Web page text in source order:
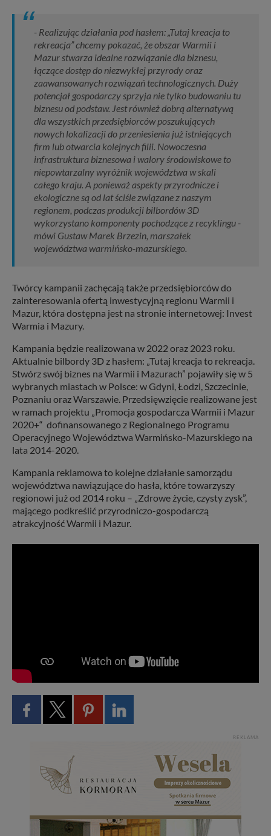
- Realizując działania pod hasłem: „Tutaj kreacja to
rekreacja” chcemy pokazać, że obszar Warmii i
Mazur stwarza idealne rozwiązanie dla biznesu,
łączące dostęp do niezwykłej przyrody oraz
zaawansowanych rozwiązań technologicznych. Duży
potencjał gospodarczy sprzyja nie tylko budowaniu tu
biznesu od podstaw. Jest również dobrą alternatywą
dla wszystkich przedsiębiorców poszukujących
nowych lokalizacji do przeniesienia już istniejących
firm lub otwarcia kolejnych filii. Nowoczesna
infrastruktura biznesowa i walory środowiskowe to
niepowtarzalny wyróżnik województwa w skali
całego kraju. A ponieważ aspekty przyrodnicze i
ekologiczne są od lat ściśle związane z naszym
regionem, podczas produkcji bilbordów 3D
wykorzystano komponenty pochodzące z recyklingu -
mówi Gustaw Marek Brzezin, marszałek
województwa warmińsko-mazurskiego.
Twórcy kampanii zachęcają także przedsiębiorców do
zainteresowania ofertą inwestycyjną regionu Warmii i
Mazur, która dostępna jest na stronie internetowej: Invest
Warmia i Mazury.
Kampania będzie realizowana w 2022 oraz 2023 roku.
Aktualnie bilbordy 3D z hasłem: „Tutaj kreacja to rekreacja.
Stwórz swój biznes na Warmii i Mazurach” pojawiły się w 5
wybranych miastach w Polsce: w Gdyni, Łodzi, Szczecinie,
Poznaniu oraz Warszawie. Przedsięwzięcie realizowane jest
w ramach projektu „Promocja gospodarcza Warmii i Mazur
2020+“ dofinansowanego z Regionalnego Programu
Operacyjnego Województwa Warmińsko-Mazurskiego na
lata 2014-2020.
Kampania reklamowa to kolejne działanie samorządu
województwa nawiązujące do hasła, które towarzyszy
regionowi już od 2014 roku – „Zdrowe życie, czysty zysk”,
mającego podkreślić przyrodniczo-gospodarczą
atrakcyjność Warmii i Mazur.
REKLAMA